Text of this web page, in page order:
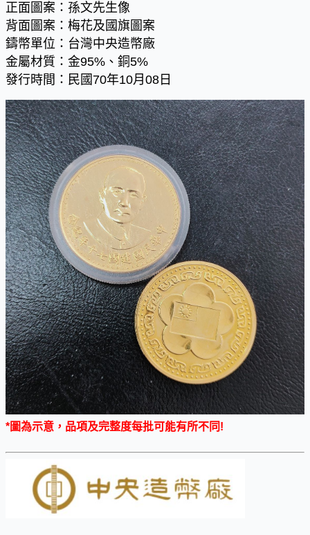
正面圖案：孫文先生像
背面圖案：梅花及國旗圖案
鑄幣單位：台灣中央造幣廠
金屬材質：金95%、銅5%
發行時間：民國70年10月08日
*圖為示意，品項及完整度每批可能有所不同!